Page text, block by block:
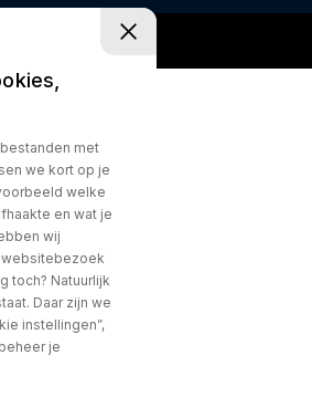
met
we kort op je
welke
en wat je
wij
websitebezoek
toch? Natuurlijk
Daar zijn we
instellingen”,
je